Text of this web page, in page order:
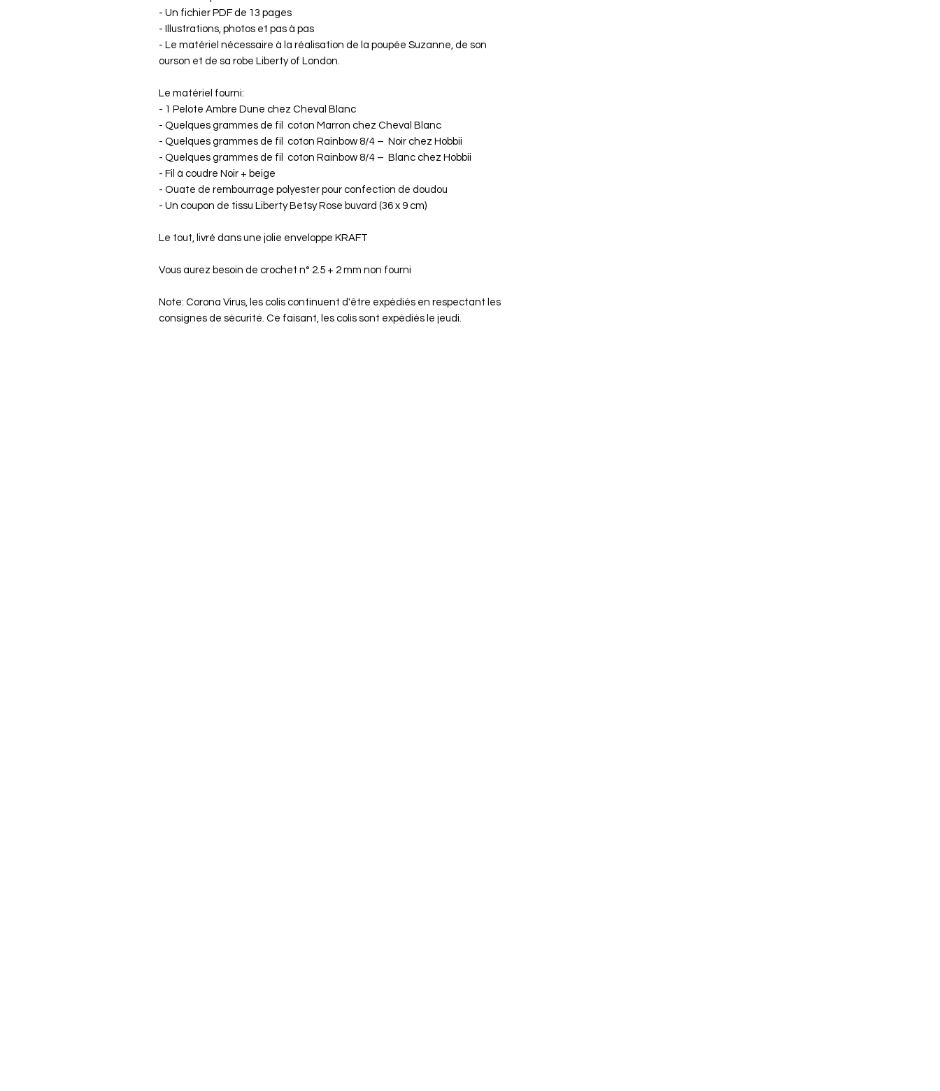
- Un fichier PDF de 13 pages
- Illustrations, photos et pas à pas
- Le matériel nécessaire à la réalisation de la poupée Suzanne, de son
ourson et de sa robe Liberty of London.
Le matériel fourni:
- 1 Pelote Ambre Dune chez Cheval Blanc
- Quelques grammes de fil coton Marron chez Cheval Blanc
- Quelques grammes de fil coton Rainbow 8/4 – Noir chez Hobbii
- Quelques grammes de fil coton Rainbow 8/4 – Blanc chez Hobbii
- Fil à coudre Noir + beige
- Ouate de rembourrage polyester pour confection de doudou
- Un coupon de tissu Liberty Betsy Rose buvard (36 x 9 cm)
Le tout, livré dans une jolie enveloppe KRAFT
Vous aurez besoin de crochet n° 2.5 + 2 mm non fourni
Note: Corona Virus, les colis continuent d'être expédiés en respectant les
consignes de sécurité. Ce faisant, les colis sont expédiés le jeudi.